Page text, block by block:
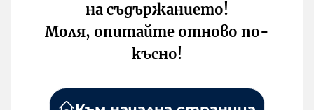
на съдържанието!
Моля, опитайте отново по-
късно!